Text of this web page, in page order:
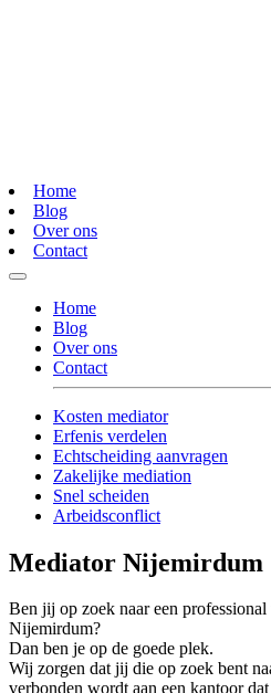
Home
Blog
Over ons
Contact
Home
Blog
Over ons
Contact
Kosten mediator
Erfenis verdelen
Echtscheiding aanvragen
Zakelijke mediation
Snel scheiden
Arbeidsconflict
Mediator Nijemirdum
Ben jij op zoek naar een
Nijemirdum?
Dan ben je op de goede plek.
Wij zorgen dat jij die op zoek bent
verbonden wordt aan een kantoor